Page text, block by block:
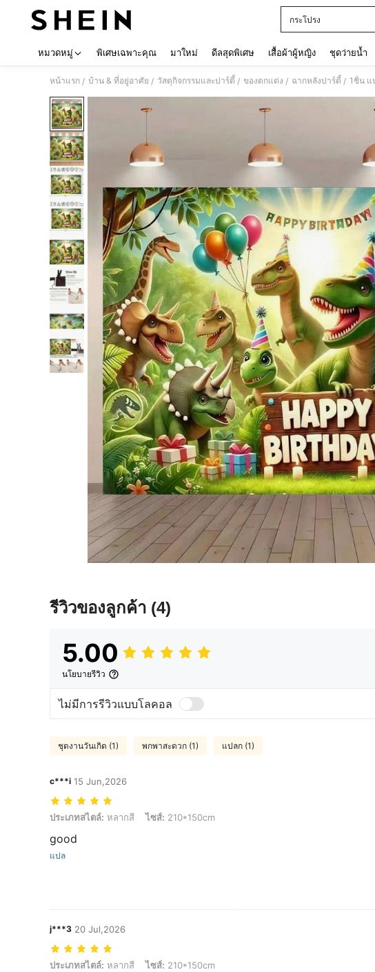
กระโปรง
หมวดหมู่ พิเศษเฉพาะคุณ มาใหม่ ดีลสุดพิเศษ เสื้อผ้าผู้หญิง ชุดว่ายน้ำ
หน้าแรก / บ้าน & ที่อยู่อาศัย / วัสดุกิจกรรมและปาร์ตี้ / ของตกแต่ง / ฉากหลังปาร์ตี้ /
รีวิวของลูกค้า (4)
5.00
นโยบายรีวิว
ไม่มีการรีวิวแบบโลคอล
ชุดงานวันเกิด (1) พกพาสะดวก (1) แปลก (1)
c***i 15 Jun,2026
ประเภทสไตล์: หลากสี, ไซส์: 210*150cm
ประเภทสไตล์: หลากสี ไซส์: 210*150cm
good
แปล
j***3 20 Jul,2026
ประเภทสไตล์: หลากสี, ไซส์: 210*150cm
ประเภทสไตล์: หลากสี ไซส์: 210*150cm